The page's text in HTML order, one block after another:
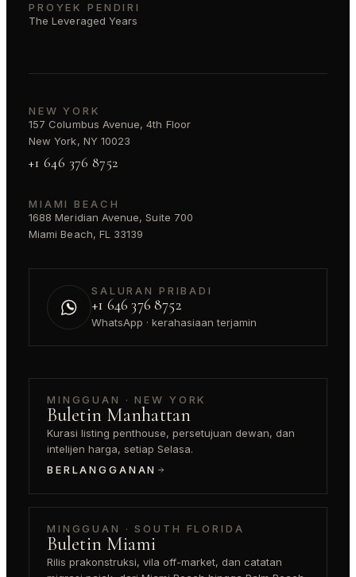
PROYEK PENDIRI
The Leveraged Years
NEW YORK
157 Columbus Avenue, 4th Floor
New York, NY 10023
+1 646 376 8752
MIAMI BEACH
1688 Meridian Avenue, Suite 700
Miami Beach, FL 33139
SALURAN PRIBADI
+1 646 376 8752
WhatsApp · kerahasiaan terjamin
MINGGUAN · NEW YORK
Buletin Manhattan
Kurasi listing penthouse, persetujuan dewan, dan
intelijen harga, setiap Selasa.
BERLANGGANAN
MINGGUAN · SOUTH FLORIDA
Buletin Miami
Rilis prakonstruksi, vila off-market, dan catatan